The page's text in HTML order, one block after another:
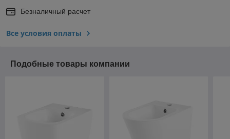
Безналичный расчет
Все условия оплаты
Подобные товары компании